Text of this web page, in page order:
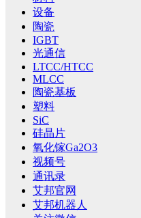
设备
陶瓷
IGBT
光通信
LTCC/HTCC
MLCC
陶瓷基板
塑料
SiC
硅晶片
氧化镓Ga2O3
视频号
通讯录
艾邦官网
艾邦机器人